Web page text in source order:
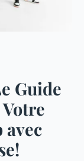
Guide
avec